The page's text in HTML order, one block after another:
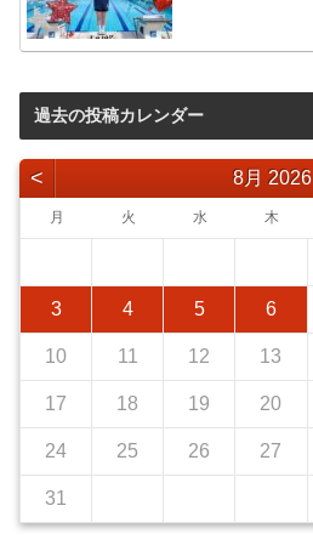
過去の投稿カレンダー
< 8月 2026
月 火 水 木
3 4 5 6
10 11 12 13
17 18 19 20
24 25 26 27
31